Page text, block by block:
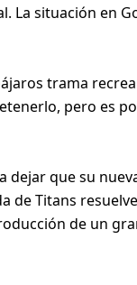
La situación en
trama
pero es
dejar que su
de Titans
de un